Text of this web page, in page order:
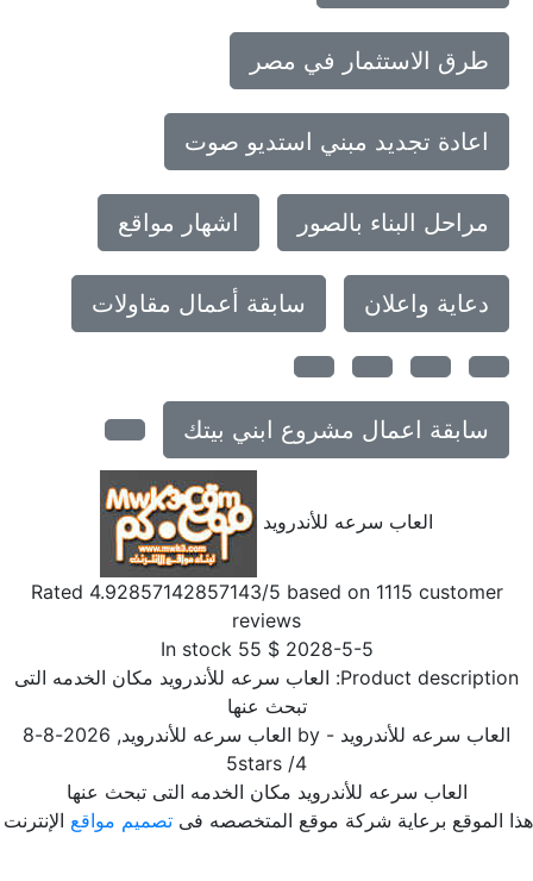
طرق الاستثمار في مصر
اعادة تجديد مبني استديو صوت
مراحل البناء بالصور اشهار مواقع
دعاية واعلان سابقة أعمال مقاولات
سابقة اعمال مشروع ابني بيتك
العاب سرعه للأندرويد
Rated4.92857142857143/5 based on1115customer
reviews
2028-5-5
$
55
In stock
Product العاب سرعه للأندرويد مكان الخدمه التى
تبحث عنها
العاب سرعه للأندرويد- by العاب سرعه للأندرويد,
2026-8-8
/
5stars
العاب سرعه للأندرويد مكان الخدمه التى تبحث عنها
الموقع برعاية شركة موقع المتخصصه فىتصميم مواقعالإنترنت